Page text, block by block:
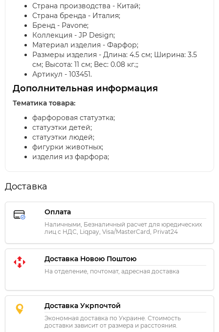
Страна производства - Китай;
Страна бренда - Италия;
Бренд - Pavone;
Коллекция - JP Design;
Материал изделия - Фарфор;
Размеры изделия - Длина: 4.5 см; Ширина: 3.5
см; Высота: 11 см; Вес: 0.08 кг.;;
Артикул - 103451.
Дополнительная информация
Тематика товара:
фарфоровая статуэтка;
статуэтки детей;
статуэтки людей;
фигурки животных;
изделия из фарфора;
Доставка
Оплата
Наличными, Безналичный расчет для юредических
лиц с НДС, Liqpay, Visa/MasterCard, Privat24
Доставка Новою Поштою
На отделение, почтомат, адресная доставка
Доставка Укрпочтой
Экономная доставка по Украине. Стоимость
доставки зависит от размера и расстояния.